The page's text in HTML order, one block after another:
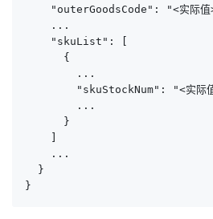
"outerGoodsCode": "<实际值
    ...
    "skuList": [
      {
        ...
"skuStockNum": "<实际
        ...
      }
    ]
    ...
  }
}